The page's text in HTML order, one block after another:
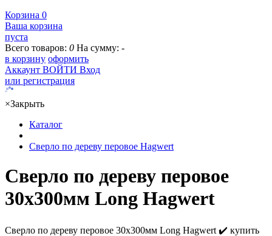
Корзина 0
Ваша корзина
пуста
Всего товаров: 0 На сумму: -
в корзину оформить
Аккаунт ВОЙТИ Вход
или регистрация
×Закрыть
Каталог
Сверло по дереву перовое Hagwert
Сверло по дереву перовое
30х300мм Long Hagwert
Сверло по дереву перовое 30х300мм Long Hagwert ✔️ купить